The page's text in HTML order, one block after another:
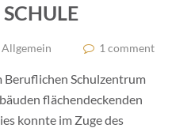
Allgemein 1 comment
Beruflichen Schulzentrum
flächendeckenden
konnte im Zuge des